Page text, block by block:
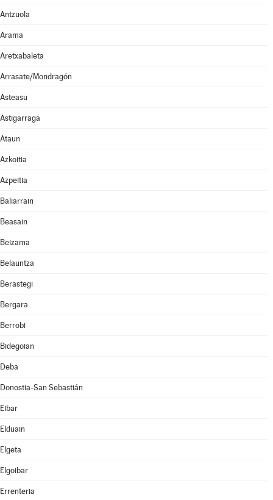
Antzuola
Arama
Aretxabaleta
Arrasate/Mondragón
Asteasu
Astigarraga
Ataun
Azkoitia
Azpeitia
Baliarrain
Beasain
Beizama
Belauntza
Berastegi
Bergara
Berrobi
Bidegoian
Deba
Donostia-San Sebastián
Eibar
Elduain
Elgeta
Elgoibar
Errenteria